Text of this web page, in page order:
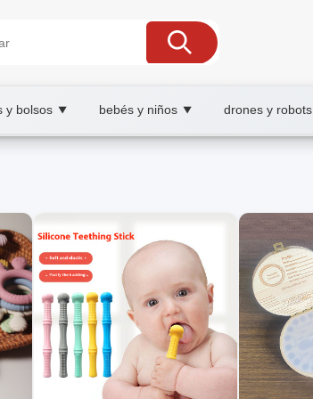
y bolsos ▼ bebés y niños ▼ drones y robots
el bienestar con técnicas básicas.